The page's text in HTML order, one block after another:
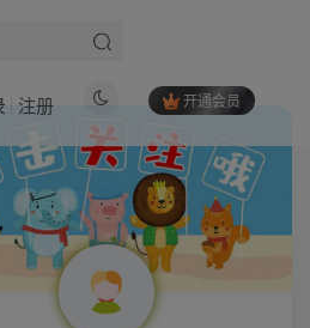
开通会员
注册
漫风格视频，工具+分镜脚本制作+图片视频生成全流程
础小白实战课：大模型提示词深度教学，技能工作流搭建多场景落地教程